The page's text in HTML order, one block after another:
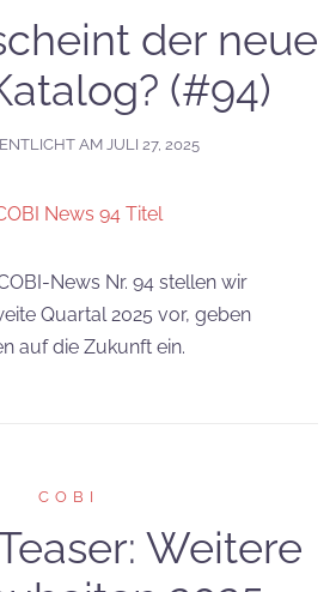
der neue
(#94)
AM JULI 27, 2025
News Nr. 94 stellen wir
Quartal 2025 vor, geben
auf die Zukunft ein.
COBI
Weitere